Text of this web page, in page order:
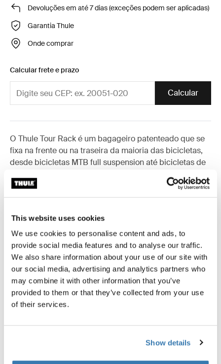
This website uses cookies
We use cookies to personalise content and ads, to
provide social media features and to analyse our traffic.
We also share information about your use of our site with
our social media, advertising and analytics partners who
may combine it with other information that you’ve
provided to them or that they’ve collected from your use
of their services.
Show details
Devoluções em até 7 dias (exceções podem ser aplicadas)
Garantia Thule
Onde comprar
Calcular frete e prazo
Calcular
O Thule Tour Rack é um bagageiro patenteado que se
fixa na frente ou na traseira da maioria das bicicletas,
desde bicicletas MTB full suspension até bicicletas de
Acessórios para Thule Tour Rack
Novo Novo